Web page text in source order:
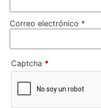
Correo electrónico *
Captcha *